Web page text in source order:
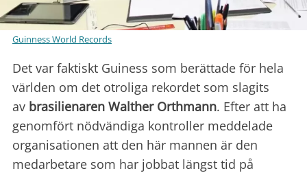
Guinness World Records
Det var faktiskt Guiness som berättade för hela
världen om det otroliga rekordet som slagits
av brasilienaren Walther Orthmann. Efter att ha
genomfört nödvändiga kontroller meddelade
organisationen att den här mannen är den
medarbetare som har jobbat längst tid på